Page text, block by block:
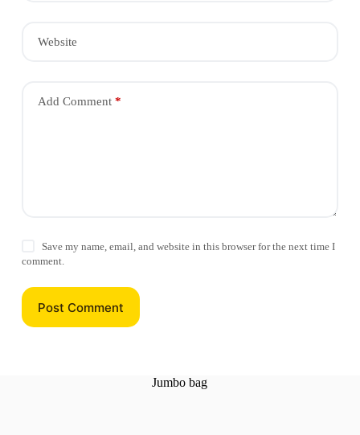
Website
Add Comment*
Save my name, email, and website in this browser for the next time I
comment.
Post Comment
Jumbo bag